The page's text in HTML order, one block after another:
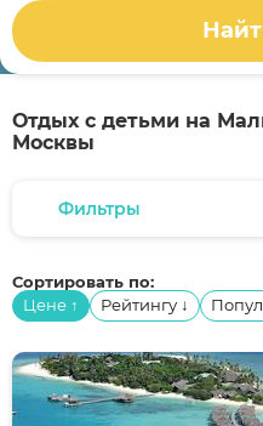
Отдых с детьми на
Москвы
Фильтры
Сортировать по:
Цене ↑ Рейтингу ↓